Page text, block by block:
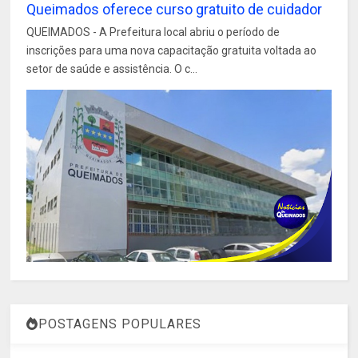
Queimados oferece curso gratuito de cuidador
QUEIMADOS - A Prefeitura local abriu o período de
inscrições para uma nova capacitação gratuita voltada ao
setor de saúde e assistência. O c...
POSTAGENS POPULARES